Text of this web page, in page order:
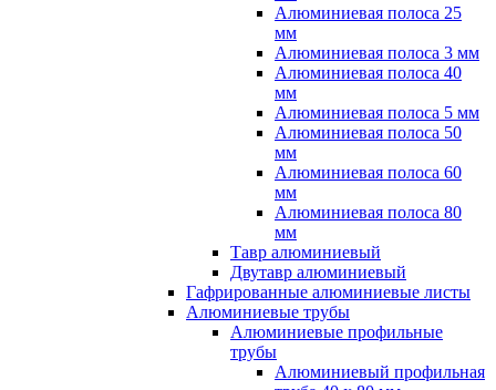
Алюминиевая полоса 25
мм
Алюминиевая полоса 3 мм
Алюминиевая полоса 40
мм
Алюминиевая полоса 5 мм
Алюминиевая полоса 50
мм
Алюминиевая полоса 60
мм
Алюминиевая полоса 80
мм
Тавр алюминиевый
Двутавр алюминиевый
Гафрированные алюминиевые листы
Алюминиевые трубы
Алюминиевые профильные
трубы
Алюминиевый профильная